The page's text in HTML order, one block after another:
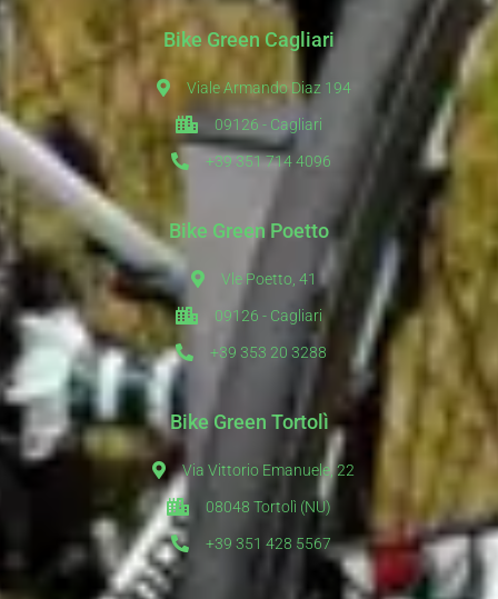
Bike Green Cagliari
Viale Armando Diaz 194
09126 - Cagliari
+39 351 714 4096
Bike Green Poetto
Vle Poetto, 41
09126 - Cagliari
+39 353 20 3288
Bike Green Tortolì
Via Vittorio Emanuele, 22
08048 Tortolì (NU)
+39 351 428 5567